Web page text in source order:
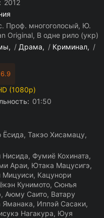
2012
Проф. многоголосый, Ю.
Original, В одне рило (укр)
/ Драма / Криминал
/
6.9
(1080p)
01:50
Такэо Хисамацу,
Фумиё Кохината,
Араи, Ютака Мацусигэ,
Мицуиси, Кацунори
Кунимото, Сюнъя
Аюму Саито, Ватару
Яманака, Иппэй Сасаки,
Нагакура, Юуя